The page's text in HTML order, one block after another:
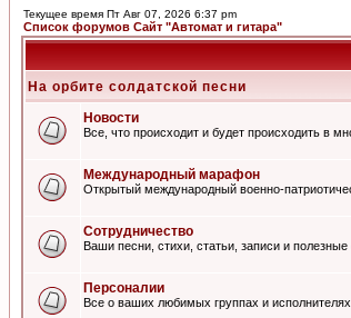
Текущее время Пт Авг 07, 2026 6:37 pm
Список форумов Сайт "Автомат и гитара"
На орбите солдатской песни
Новости
Все, что происходит и будет происходить в
Международный марафон
Открытый международный военно-
Сотрудничество
Ваши песни, стихи, статьи, записи и
Персоналии
Все о ваших любимых группах и